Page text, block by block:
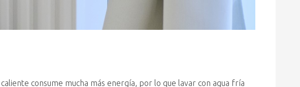
caliente consume mucha más energía, por lo que lavar con agua fría